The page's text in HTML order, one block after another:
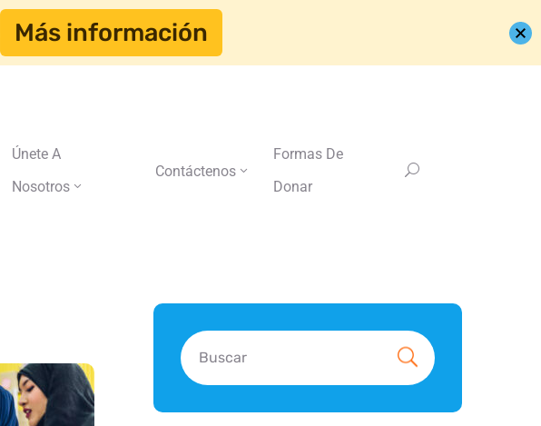
Únete A
Nosotros
Contáctenos
Formas De
Donar
Más información